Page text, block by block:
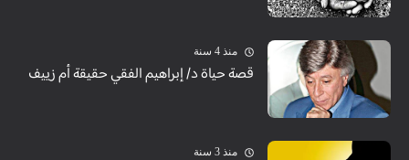
منذ 4 سنة
قصة حياة د/ إبراهيم الفقي حقيقة أم زييف
منذ 3 سنة